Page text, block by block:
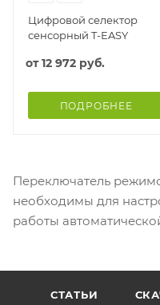
Цифровой селектор
сенсорный T-EASY
от12 972 руб.
ПОДРОБНЕЕ
Переключатель
необходимы для
работы
СТАТЬИ